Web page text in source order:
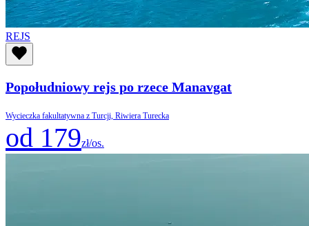
REJS
Popołudniowy rejs po rzece Manavgat
Wycieczka fakultatywna z Turcji, Riwiera Turecka
od 179zł/os.